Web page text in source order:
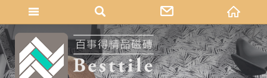
網站名稱